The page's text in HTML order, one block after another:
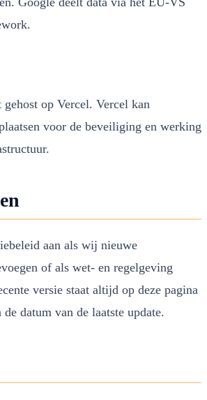
op Vercel. Vercel kan
voor de beveiliging en werking
aan als wij nieuwe
of als wet- en regelgeving
versie staat altijd op deze pagina
datum van de laatste update.